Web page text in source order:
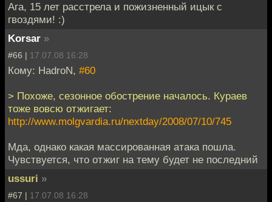
Ага, 15 лет расстрела и пожизненный ицык с
гвоздями! :)
Korsar »
#66 | 17.07.08 16:28
Кому: HadroN, #60
> Похоже, сезонное обострение началось. Кураев
тоже вовсю отжигает:
http://www.molgvardia.ru/nextday/2008/07/10/745
Мда, однако какая массированная атака пошла.
Чувствуется, что отжиг на тему будет не последний
ussuri »
#67 | 17.07.08 16:28